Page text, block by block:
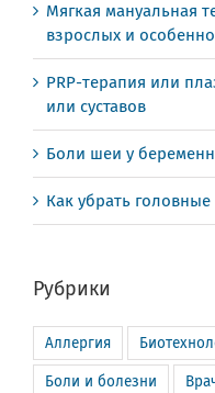
Мягкая мануальная
взрослых и
PRP-терапия или
или суставов
Боли шеи у
Как убрать
Рубрики
Аллергия
Боли и болезни